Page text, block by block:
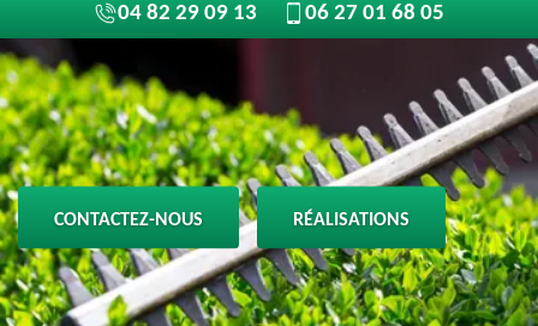
04 82 29 09 13 06 27 01 68 05
CONTACTEZ-NOUS RÉALISATIONS